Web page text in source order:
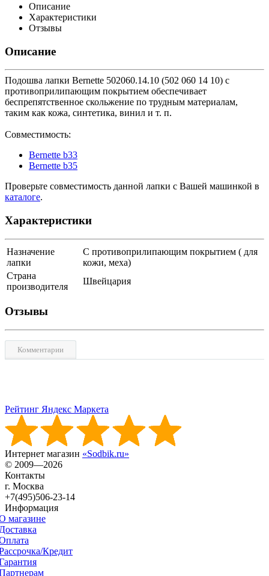
Описание
Характеристики
Отзывы
Описание
Подошва лапки Bernette 502060.14.10 (502 060 14 10) с
противоприлипающим покрытием обеспечивает
беспрепятственное скольжение по трудным материалам,
таким как кожа, синтетика, винил и т. п.
Совместимость:
Bernette b33
Bernette b35
Проверьте совместимость данной лапки с Вашей машинкой в
каталоге.
Характеристики
Назначение
лапки
С противоприлипающим покрытием ( для
кожи, меха)
Страна
производителя
Швейцария
Отзывы
Комментарии
Рейтинг Яндекс Маркета
Интернет магазин «Sodbik.ru»
© 2009—2026
Контакты
г. Москва
+7(495)506-23-14
Информация
магазине
Кредит